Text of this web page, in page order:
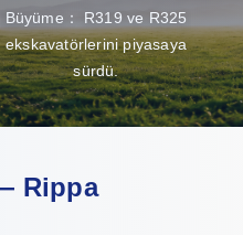
Büyüme： R319 ve R325
ekskavatörlerini piyasaya
sürdü.
Rippa